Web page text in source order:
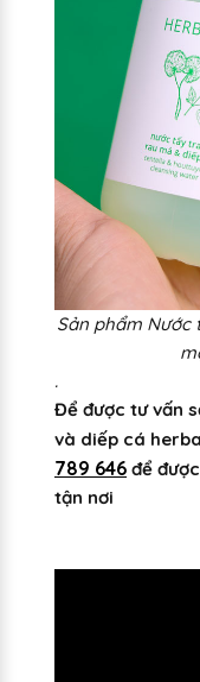
Sản phẩm Nước
.
Để được tư vấn
và diếp cá
789 646 để
tận nơi